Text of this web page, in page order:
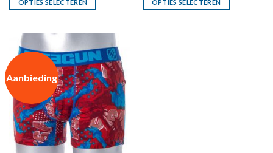
€9.90.€6.90.
OPTIES SELECTEREN
€9.90.€6.90.
OPTIES SELECTEREN
Aanbieding